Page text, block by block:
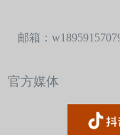
邮箱：
官方媒体